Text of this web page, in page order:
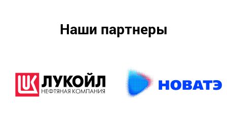
Наши партнеры